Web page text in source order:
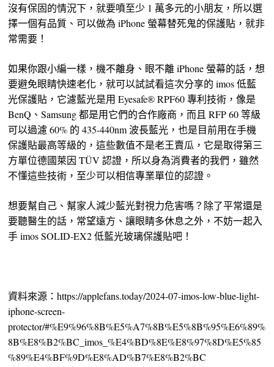
沒有保固的情況下，就要噴至少 1 萬多元的小朋友，所以選
擇一個有品質、可以做為 iPhone 螢幕替死鬼的保護貼，就非
常需要！
如果你跟小編一樣，機不離身、眼不離 iPhone 螢幕的話，想
要避免眼睛快速老化，就可以試試看這次分享的 imos 低藍
光保護貼，它濾藍光是用 Eyesafe® RPF60 專利技術，像是
BenQ、Samsung 都是用它們的合作廠商，而且 RFP 60 等級
可以過濾 60% 的 435-440nm 波長藍光，也是目前用在手機
保護貼最高等級的，這些數值不是老王賣瓜，它是取得第三
方單位德國萊因 TÜV 認證，所以身為消費者的我們，雖然
不懂這些技術，至少可以相信專業單位的認證。
想要幫自己、幫家人減少藍光對視力危害嗎？除了平常還是
要聽醫生的話，常望遠方、讓眼睛多休息之外，不妨一起入
手 imos SOLID-EX2 低藍光玻璃保護貼吧！
資料來源：https://applefans.today/2024-07-imos-low-blue-light-
iphone-screen-
protector/#%E9%96%8B%E5%A7%8B%E5%8B%95%E6%89%
8B%E8%B2%BC_imos_%E4%BD%8E%E8%97%8D%E5%85
%89%E4%BF%9D%E8%AD%B7%E8%B2%BC